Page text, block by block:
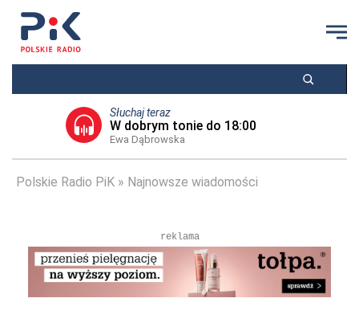
Słuchaj teraz
W dobrym tonie do 18:00
Ewa Dąbrowska
Polskie Radio PiK Najnowsze wiadomości
reklama